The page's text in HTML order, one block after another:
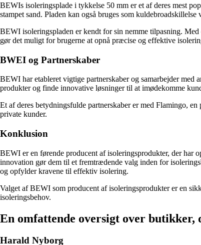
BEWIs isoleringsplade i tykkelse 50 mm er et af deres mest
stampet sand. Pladen kan også bruges som
BEWI isoleringspladen er kendt for sin nemme tilpasning.
gør det muligt for brugerne at opnå præcise og effektive
BWEI og Partnerskaber
BEWI har etableret vigtige partnerskaber og samarbejder
produkter og finde innovative løsninger til at imødekomme
Et af deres betydningsfulde partnerskaber er med Flamingo,
private kunder.
Konklusion
BEWI er en førende producent af isoleringsprodukter, der har
innovation gør dem til et fremtrædende valg inden for
og opfylder kravene til effektiv isolering.
Valget af BEWI som producent af isoleringsprodukter er en
isoleringsbehov.
En omfattende oversigt over
Harald Nyborg